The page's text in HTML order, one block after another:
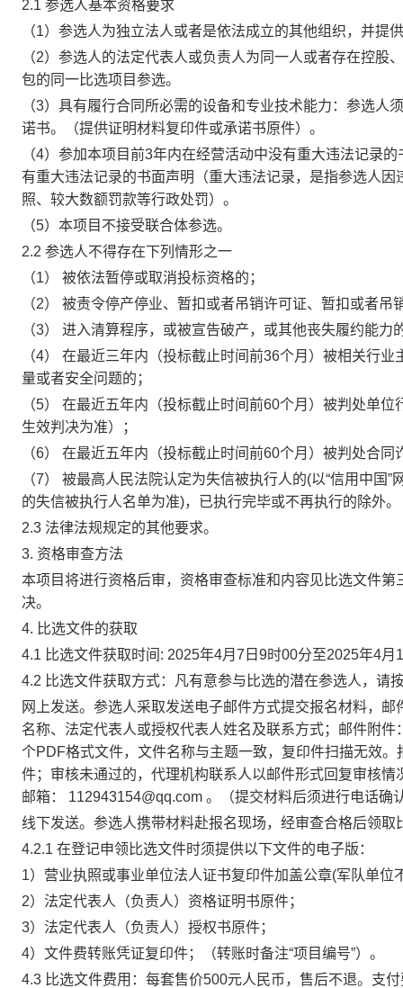
2.1 参选人基本资格要求
（1）参选人为独立法人或者是依法成立的其他组织，并提
（2）参选人的法定代表人或负责人为同一人或者存在控股
包的同一比选项目参选。
（3）具有履行合同所必需的设备和专业技术能力：参选人
诺书。（提供证明材料复印件或承诺书原件）。
（4）参加本项目前3年内在经营活动中没有重大违法记录
有重大违法记录的书面声明（重大违法记录，是指参选人
照、较大数额罚款等行政处罚）。
（5）本项目不接受联合体参选。
2.2 参选人不得存在下列情形之一
（1）
被依法暂停或取消投标资格的；
（2）
被责令停产停业、暂扣或者吊销许可证、暂扣或者吊
（3）
进入清算程序，或被宣告破产，或其他丧失履约能力
（4）
在最近三年内（投标截止时间前36个月）被相关行业
量或者安全问题的；
（5）
在最近五年内（投标截止时间前60个月）被判处单位
生效判决为准）；
（6）
在最近五年内（投标截止时间前60个月）被判处合同
（7）
被最高人民法院认定为失信被执行人的(以“信用中国”
的失信被执行人名单为准)，已执行完毕或不再执行的除外。
2.3 法律法规规定的其他要求。
3. 资格审查方法
本项目将进行资格后审，资格审查标准和内容见比选文件第
决。
4. 比选文件的获取
4.1 比选文件获取时间 : 2025年4月 7 日 9时00分至2025年4月1
4.2 比选文件获取方式：凡有意参与比选的潜在参选人，请
网上发送。参选人采取发送电子邮件方式提交报名材料，邮
名称、法定代表人或授权代表人姓名及联系方式；邮件附件
个PDF格式文件，文件名称与主题一致，复印件扫描无效。
件；审核未通过的， 代理机构联系人以邮件形式回复审核
邮箱：
112943154@qq.com 。（提交材料后须进行电话
线下发送。参选人携带材料赴报名现场，经审查合格后领取
4.2.1 在登记申领比选文件时须提供以下文件的电子版：
1）营业执照或事业单位法人证书复印件加盖公章(军队单位
2）法定代表人（负责人）资格证明书原件；
3）法定代表人（负责人）授权书原件；
4）文件费转账凭证复印件；（转账时备注“项目编号”）。
4.3 比选文件费用：每套售价500元人民币，售后不退。支